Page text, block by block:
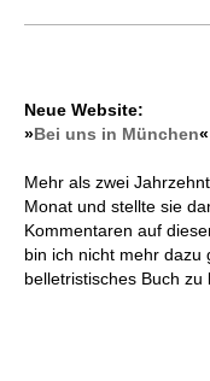
Neue Website:
»Bei uns in München«
Mehr als zwei
Monat und stellte sie
Kommentaren auf
bin ich nicht mehr dazu
belletristisches Buch zu